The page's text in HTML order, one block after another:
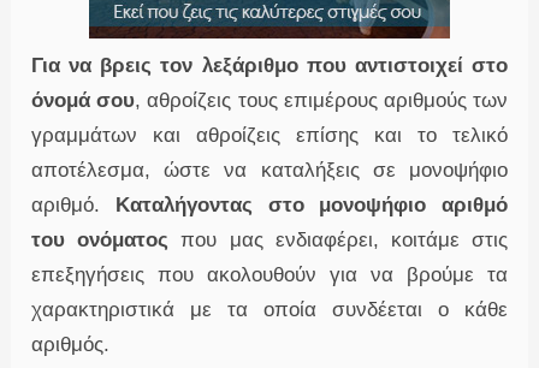
Για να βρεις τον λεξάριθμο που αντιστοιχεί στο
όνομά σου, αθροίζεις τους επιμέρους αριθμούς των
γραμμάτων και αθροίζεις επίσης και το τελικό
αποτέλεσμα, ώστε να καταλήξεις σε μονοψήφιο
αριθμό. Καταλήγοντας στο μονοψήφιο αριθμό
του ονόματος που μας ενδιαφέρει, κοιτάμε στις
επεξηγήσεις που ακολουθούν για να βρούμε τα
χαρακτηριστικά με τα οποία συνδέεται ο κάθε
αριθμός.